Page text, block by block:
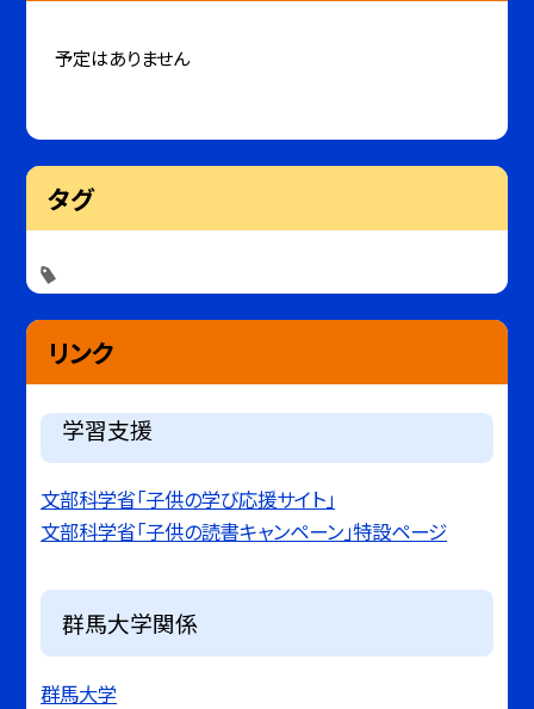
予定はありません
タグ
リンク
学習支援
文部科学省「子供の学び応援サイト」
文部科学省「子供の読書キャンペーン」特設ページ
群馬大学関係
群馬大学